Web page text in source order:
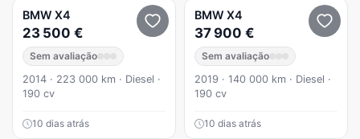
BMW X4
23 500 €
Sem avaliação
2014 · 223 000 km · Diesel ·
190 cv
10 dias atrás
BMW X4
37 900 €
Sem avaliação
2019 · 140 000 km · Diesel ·
190 cv
10 dias atrás